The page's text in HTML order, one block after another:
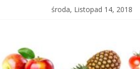
środa, Listopad 14, 2018